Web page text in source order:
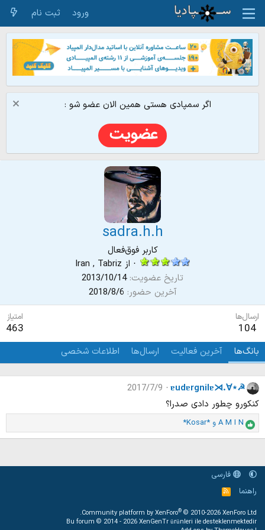
ورود ثبت نام
اگر سمپادی هستی همین الان عضو شو :
sadra.h.h
کاربر فوق‌فعال
· از Iran , Tabriz
تاریخ عضویت 2013/10/14
آخرین حضور 2018/8/6
ارسال‌ها
104
امتیاز
463
بانگ‌ها آخرین فعالیت ارسال‌ها اطلاعات شخصی
ɐudɐrgnilɐ⋊.∀⋆☭
2017/7/9
کنکورو چطور دادی صدرا؟
ا
م
ا
ز
ا
:
A M I N و *Kosar*
فارسی
راهنما
خ
و
ا
ک
Community platform by XenForo® © 2010-2026 XenForo Ltd.
Bu forum © 2014 - 2026XenGenTr ürünleri ile desteklenmektedir